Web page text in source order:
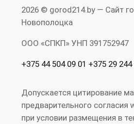
2026 © gorod214.by — Сайт
Новополоцка
ООО «СПКП» УНП ‎391752947
+375 44 504 09 01 +375 29 244
Допускается цитирование
предварительного согласия
при условии размещения в